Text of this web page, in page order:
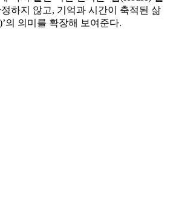
하지 않고, 기억과 시간이 축적된 삶
의 의미를 확장해 보여준다.